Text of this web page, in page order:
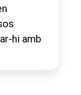
hi amb